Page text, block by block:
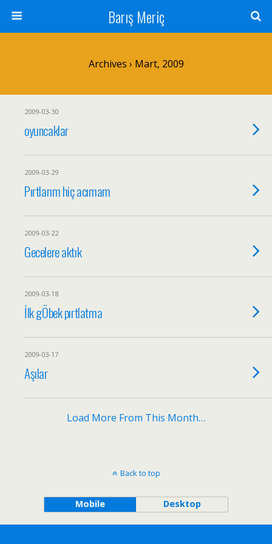
Barış Meriç
Archives › Mart, 2009
2009-03-30
oyuncaklar
2009-03-29
Pırtlarım hiç acımam
2009-03-22
Gecelere aktık
2009-03-18
İlk gÖbek pırtlatma
2009-03-17
Aşılar
Load More From This Month…
Back to top
Mobile Desktop